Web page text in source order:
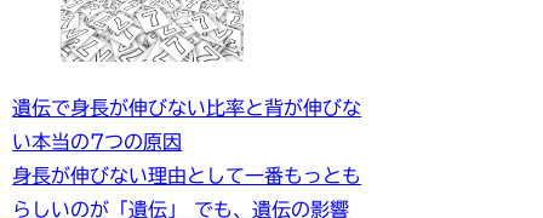
遺伝で身長が伸びない比率と背が伸びな
い本当の7つの原因
身長が伸びない理由として一番もっとも
らしいのが「遺伝」 でも、遺伝の影響